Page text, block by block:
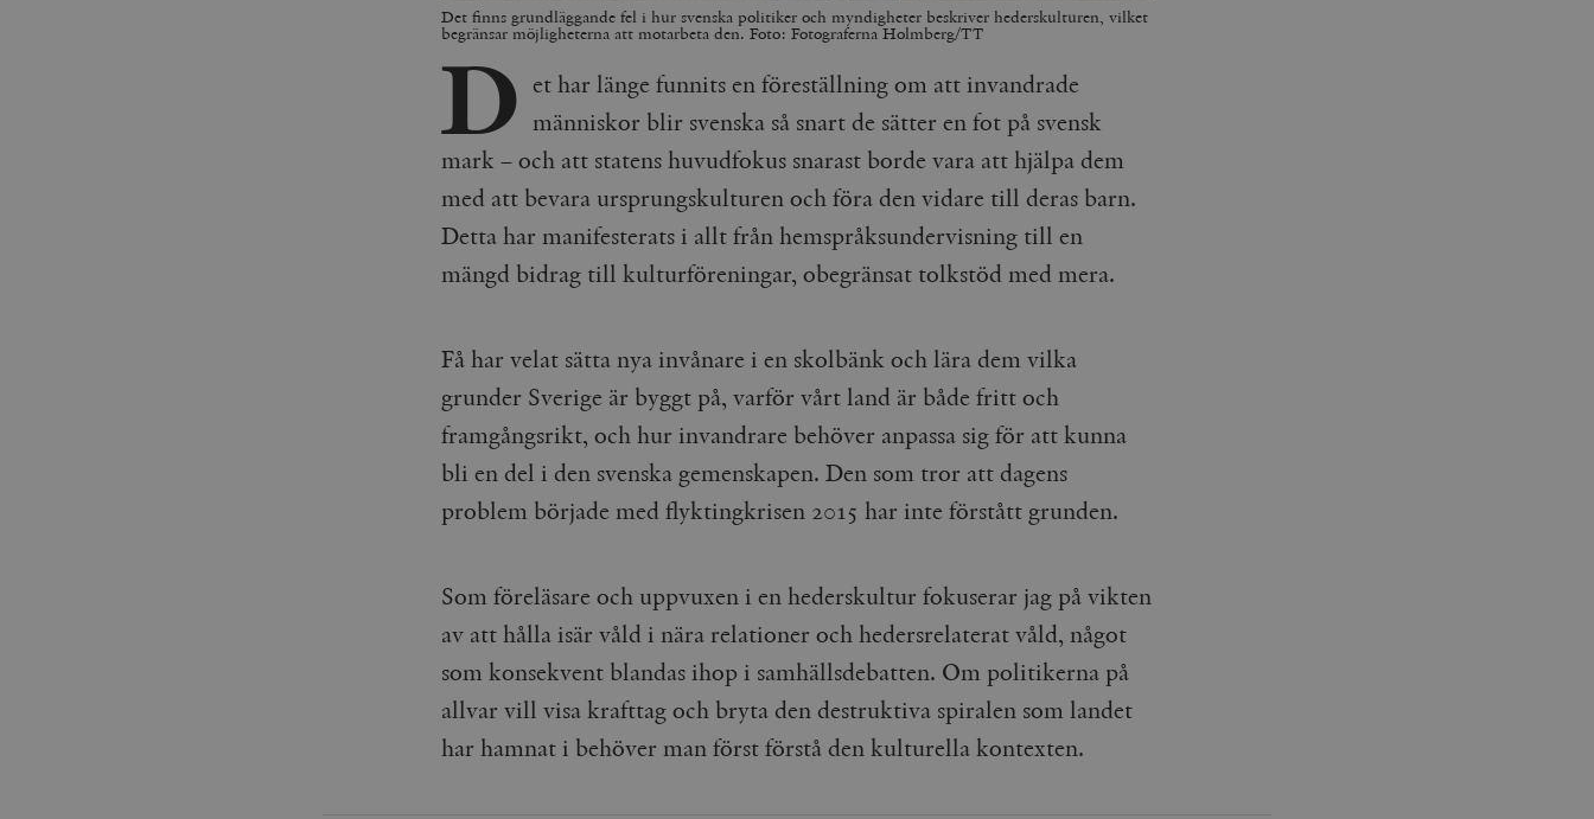
Det finns grundläggande fel i hur svenska politiker och myndigheter beskriver hederskulturen, vilket
begränsar möjligheterna att motarbeta den. Foto: Fotograferna Holmberg/TT
D et har länge funnits en föreställning om att invandrade
människor blir svenska så snart de sätter en fot på svensk
mark – och att statens huvudfokus snarast borde vara att hjälpa dem
med att bevara ursprungskulturen och föra den vidare till deras barn.
Detta har manifesterats i allt från hemspråksundervisning till en
mängd bidrag till kulturföreningar, obegränsat tolkstöd med mera.
Få har velat sätta nya invånare i en skolbänk och lära dem vilka
grunder Sverige är byggt på, varför vårt land är både fritt och
framgångsrikt, och hur invandrare behöver anpassa sig för att kunna
bli en del i den svenska gemenskapen. Den som tror att dagens
problem började med flyktingkrisen 2015 har inte förstått grunden.
Som föreläsare och uppvuxen i en hederskultur fokuserar jag på vikten
av att hålla isär våld i nära relationer och hedersrelaterat våld, något
som konsekvent blandas ihop i samhällsdebatten. Om politikerna på
allvar vill visa krafttag och bryta den destruktiva spiralen som landet
har hamnat i behöver man först förstå den kulturella kontexten.